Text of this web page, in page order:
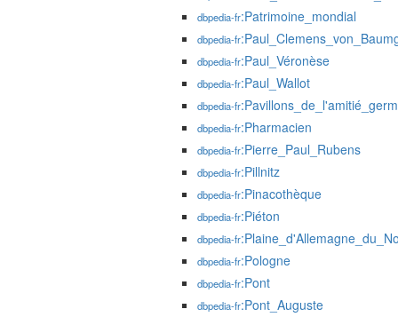
dbpedia-fr:Patrimoine_mondial
dbpedia-fr
dbpedia-fr:Paul_Véronèse
dbpedia-fr:Paul_Wallot
dbpedia-fr
dbpedia-fr:Pharmacien
dbpedia-fr:Pierre_Paul_Rubens
dbpedia-fr:Pillnitz
dbpedia-fr:Pinacothèque
dbpedia-fr:Piéton
dbpedia-fr
dbpedia-fr:Pologne
dbpedia-fr:Pont
dbpedia-fr:Pont_Auguste